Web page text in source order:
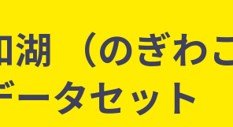
湖 （のぎ
ータセット